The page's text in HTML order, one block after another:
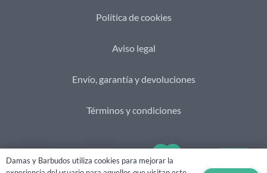
Política de cookies
Aviso legal
Envío, garantía y devoluciones
Términos y condiciones
Damas y Barbudos utiliza cookies para mejorar la